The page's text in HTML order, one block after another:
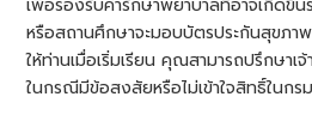
เพื่อรองรับค่ารักษาพยาบาลที่อาจเกิดขึ้
หรือสถานศึกษาจะมอบบัตรประกันสุขภา
ให้ท่านเมื่อเริ่มเรียน คุณสามารถปรึกษา
ในกรณีมีข้อสงสัยหรือไม่เข้าใจสิทธิ์ในกร